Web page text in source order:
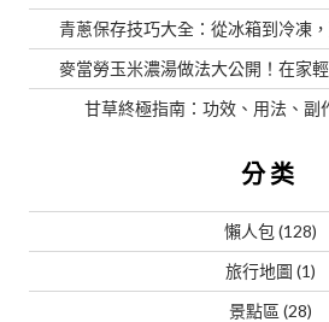
青蔥保存技巧大全：從冰箱到冷凍
麥當勞玉米濃湯做法大公開！在家
甘草終極指南：功效、用法、副
分类
懶人包 (128)
旅行地圖 (1)
景點區 (28)